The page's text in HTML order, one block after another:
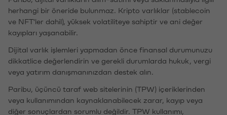
herhangi bir öneride bulunmaz. Kripto varlıklar (stablecoin
ve NFT'ler dahil), yüksek volatiliteye sahiptir ve ani değer
kayıpları yaşanabilir.
Dijital varlık işlemleri yapmadan önce finansal durumunuzu
dikkatlice değerlendirin ve gerekli durumlarda hukuk, vergi
veya yatırım danışmanınızdan destek alın.
Paribu, üçüncü taraf web sitelerinin (TPW) içeriklerinden
veya kullanımından kaynaklanabilecek zarar, kayıp veya
diğer sonuçlardan sorumlu değildir. TPW kullanımı,